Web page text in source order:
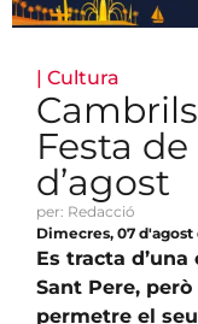
| Cultura
Festa de
d’agost
per: Redacció
Dimecres, 07 d'agost
Es tracta
Sant Pere,
permetre el